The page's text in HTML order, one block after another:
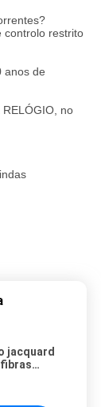
controlo restrito
anos de
no
jacquard